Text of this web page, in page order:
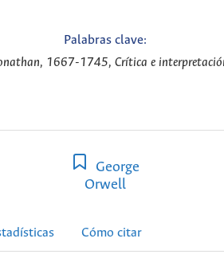
Palabras clave:
1667-1745, Crítica e
George
Orwell
Cómo citar